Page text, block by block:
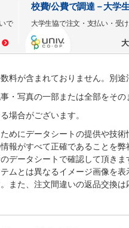
で
校費/公費で調達－大学
大学生協で注文・支払い・受
料が含まれておりません。別
・写真の一部または全部をそ
場合がございます。
めにデータシートの提供や技術
報がすべて正確であることを弊
データシートで確認して頂きま
ムとは異なるイメージ画像を表
また、注文間違いの返品交換は